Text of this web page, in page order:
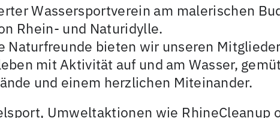
Wassersportverein am malerischen
Rhein- und Naturidylle.
Naturfreunde bieten wir unseren
mit Aktivität auf und am Wasser,
und einem herzlichen Miteinander.
Umweltaktionen wie RhineCleanup